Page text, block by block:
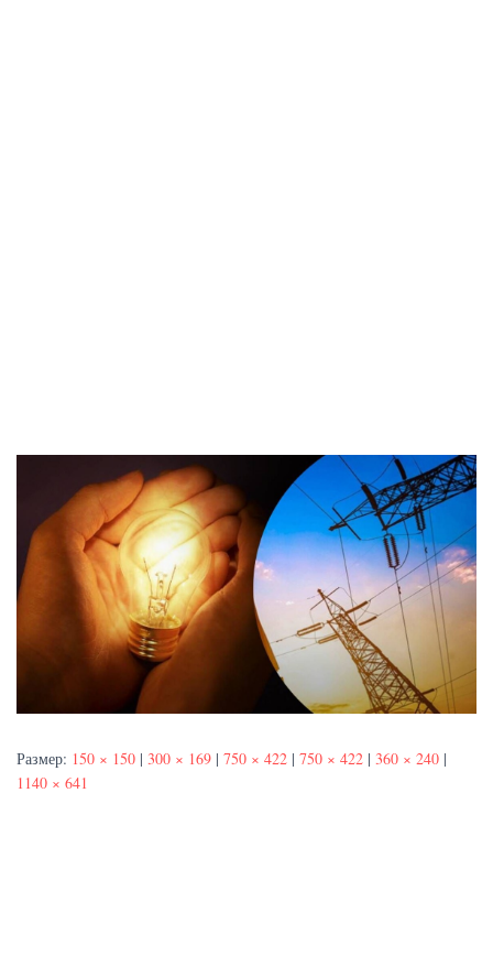
Размер: 150 × 150 | 300 × 169 | 750 × 422 | 750 × 422 | 360 × 240 |
1140 × 641